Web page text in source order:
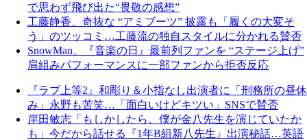
で思わず飛び出た“畏敬の感想”
工藤静香、奇抜な “アミブーツ” 披露も「履くの大変そ
う」のツッコミ…工藤流の独自スタイルに分かれる賛否
SnowMan、『音楽の日』最前列ファンを “ステージ上げ”
肩組みパフォーマンスに一部ファンから拒否反応
『ラブ上等2』和彫り＆小指なし出演者に「刑務所の昼休
み」永野も苦笑…「面白いけどキツい」SNSで賛否
岸田敏志「もしかしたら、僕が金八先生を演じていたか
も」今だから話せる『1年B組新八先生』出演秘話…英語